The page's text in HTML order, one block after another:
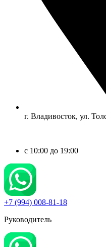
г. Владивосток, ул.
c 10:00 до 19:00
+7 (994) 008-81-18
Руководитель